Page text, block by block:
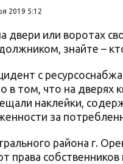
2019 5:12
двери или воротах
знайте –
с
в том, что на дверях
наклейки,
за
района г.
права